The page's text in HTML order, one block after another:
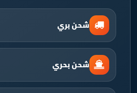
شحن بري
شحن بحري